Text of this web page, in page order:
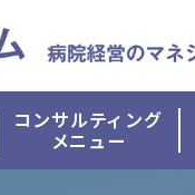
コンサルティング
メニュー